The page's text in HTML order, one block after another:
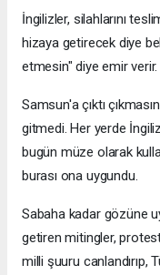
İngilizler, silahlarını
hizaya getirecek diye
etmesin" diye emir verir.
Samsun'a çıktı
gitmedi. Her yerde
bugün müze olarak
burası ona uygundu.
Sabaha kadar gözüne
getiren mitingler,
milli şuuru canlandırıp,